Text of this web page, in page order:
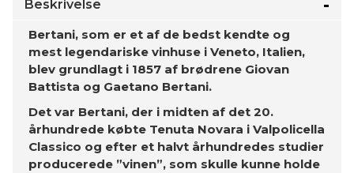
Beskrivelse
Bertani, som er et af de bedst kendte og
mest legendariske vinhuse i Veneto, Italien,
blev grundlagt i 1857 af brødrene Giovan
Battista og Gaetano Bertani.
Det var Bertani, der i midten af det 20.
århundrede købte Tenuta Novara i Valpolicella
Classico og efter et halvt århundredes studier
producerede ”vinen”, som skulle kunne holde